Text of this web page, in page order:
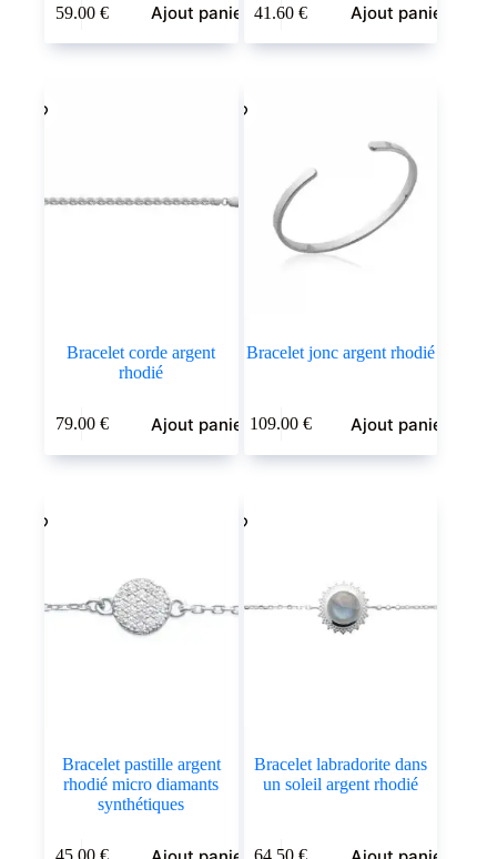
59.00 € Ajout panier 41.60€ Ajout panier
Bracelet corde argent
rhodié
79.00 € Ajout panier
Bracelet jonc argent rhodié
109.00€ Ajout panier
Bracelet pastille argent
rhodié micro diamants
synthétiques
45.00 €
Bracelet labradorite dans
un soleil argent rhodié
64.50€